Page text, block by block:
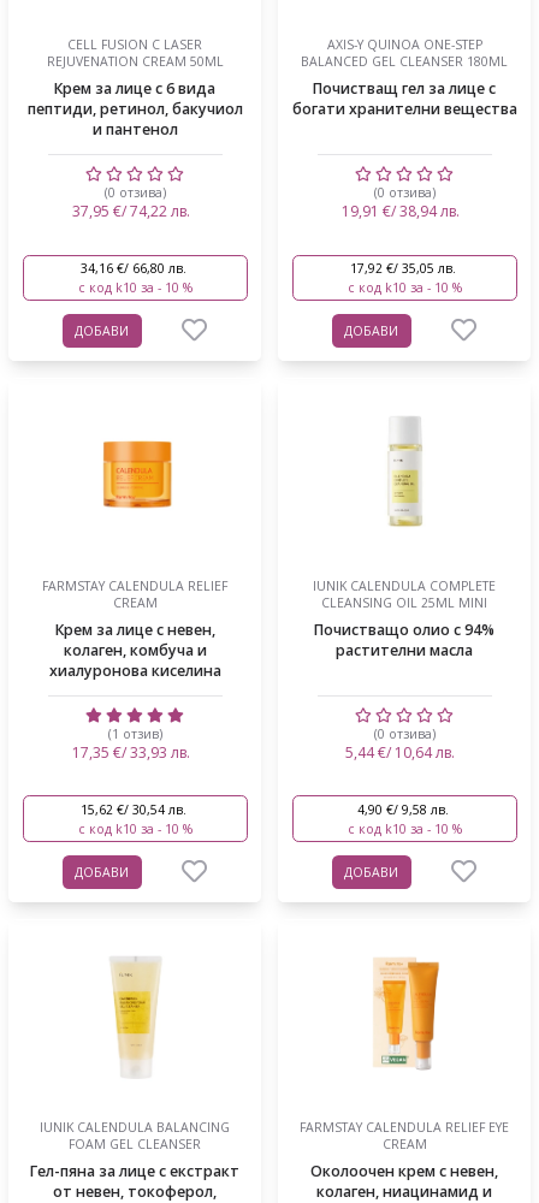
CELL FUSION C LASER
REJUVENATION CREAM 50ML
Крем за лице с 6 вида
пептиди, ретинол, бакучиол
и пантенол
(0 отзива)
37,95 €/ 74,22 лв.
34,16 €/ 66,80 лв.
с код k10 за - 10 %
ДОБАВИ
AXIS-Y QUINOA ONE-STEP
BALANCED GEL CLEANSER 180ML
Почистващ гел за лице с
богати хранителни вещества
(0 отзива)
19,91 €/ 38,94 лв.
17,92 €/ 35,05 лв.
с код k10 за - 10 %
ДОБАВИ
FARMSTAY CALENDULA RELIEF
CREAM
Крем за лице с невен,
колаген, комбуча и
хиалуронова киселина
(1 отзив)
17,35 €/ 33,93 лв.
15,62 €/ 30,54 лв.
с код k10 за - 10 %
ДОБАВИ
IUNIK CALENDULA COMPLETE
CLEANSING OIL 25ML MINI
Почистващо олио с 94%
растителни масла
(0 отзива)
5,44 €/ 10,64 лв.
4,90 €/ 9,58 лв.
с код k10 за - 10 %
ДОБАВИ
IUNIK CALENDULA BALANCING
FOAM GEL CLEANSER
Гел-пяна за лице с екстракт
от невен, токоферол,
FARMSTAY CALENDULA RELIEF EYE
CREAM
Околоочен крем с невен,
колаген, ниацинамид и